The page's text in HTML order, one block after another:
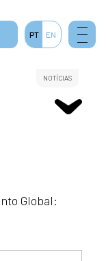
NOTÍCIAS
Global:
PT EN